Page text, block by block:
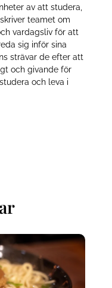
av att studera,
teamet om
vardagsliv för att
sig inför sina
strävar de efter att
och givande för
och leva i